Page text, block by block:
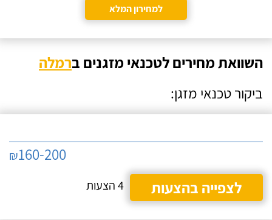
למחירון המלא
השוואת מחירים לטכנאי מזגנים ברמלה
ביקור טכנאי מזגן:
₪160-200
לצפייה בהצעות
4 הצעות